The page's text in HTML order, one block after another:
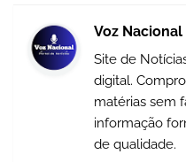
Voz Nacional
Site de
digital.
matérias sem
informação
de qualidade.